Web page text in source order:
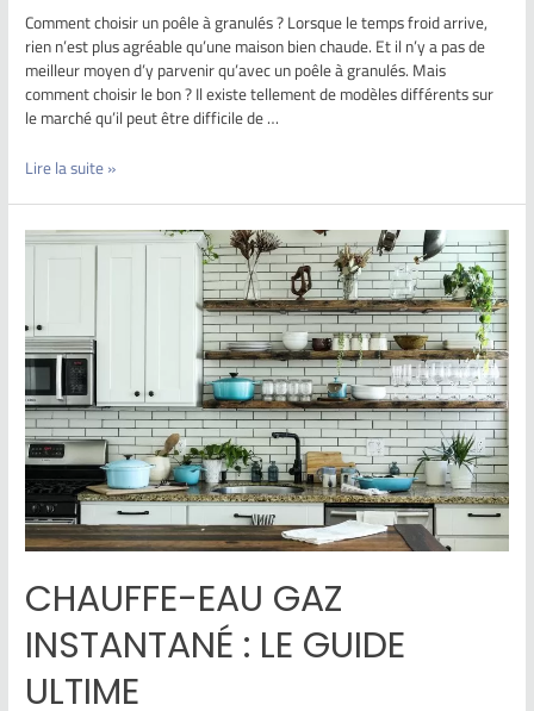
Comment choisir un poêle à granulés ? Lorsque le temps froid arrive,
rien n’est plus agréable qu’une maison bien chaude. Et il n’y a pas de
meilleur moyen d’y parvenir qu’avec un poêle à granulés. Mais
comment choisir le bon ? Il existe tellement de modèles différents sur
le marché qu’il peut être difficile de …
Lire la suite »
CHAUFFE-EAU GAZ
INSTANTANÉ : LE GUIDE
ULTIME